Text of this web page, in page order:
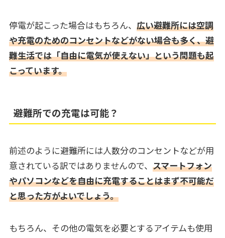
停電が起こった場合はもちろん、 広い避難所には空調
や充電のためのコンセントなどがない場合も多く、避
難生活では「自由に電気が使えない」という問題も起
こっています。
避難所での充電は可能？
前述のように避難所には人数分のコンセントなどが用
意されている訳ではありませんので、 スマートフォン
やパソコンなどを自由に充電することはまず不可能だ
と思った方がよいでしょう。
もちろん、その他の電気を必要とするアイテムも使用